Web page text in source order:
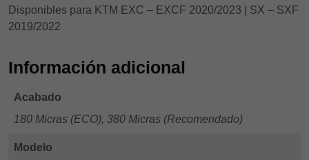
Disponibles para KTM EXC – EXCF 2020/2023 | SX – SXF
2019/2022
Información adicional
Acabado
180 Micras (ECO), 380 Micras (Recomendado)
Modelo